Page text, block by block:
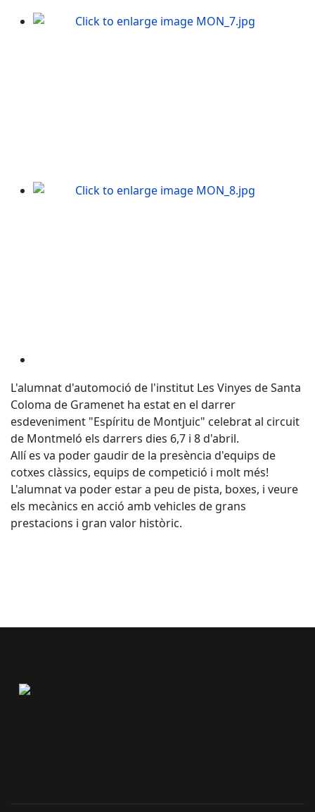
L'alumnat d'automoció de l'institut Les Vinyes de Santa
Coloma de Gramenet ha estat en el darrer
esdeveniment "Espíritu de Montjuic" celebrat al circuit
de Montmeló els darrers dies 6,7 i 8 d'abril.
Allí es va poder gaudir de la presència d'equips de
cotxes clàssics, equips de competició i molt més!
L'alumnat va poder estar a peu de pista, boxes, i veure
els mecànics en acció amb vehicles de grans
prestacions i gran valor històric.